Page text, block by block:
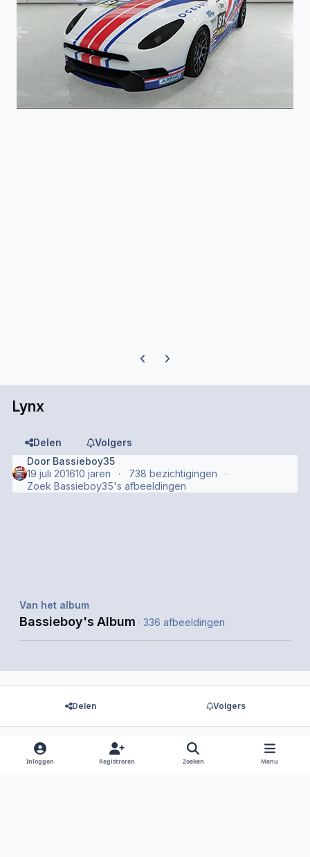
Previous carousel slide
Next carousel slide
Lynx
Delen
Volgers
Door Bassieboy35
19 juli 201610 jaren
738 bezichtigingen
Zoek Bassieboy35's afbeeldingen
Van het album
Bassieboy's Album · 336 afbeeldingen
Delen Volgers
Er zijn geen reacties om weer te geven.
Inloggen Registreren Zoeken Menu